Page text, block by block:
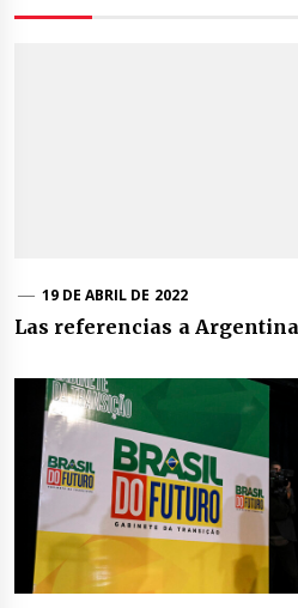
19 DE ABRIL DE 2022
Las referencias a